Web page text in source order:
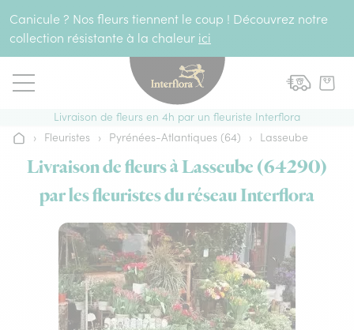
Canicule ? Nos fleurs tiennent le coup ! Découvrez notre
collection résistante à la chaleur ici
Livraison de fleurs en 4h par un fleuriste Interflora
Accueil
› Fleuristes › Pyrénées-Atlantiques (64) › Lasseube
Livraison de fleurs à Lasseube (64290)
par les fleuristes du réseau Interflora